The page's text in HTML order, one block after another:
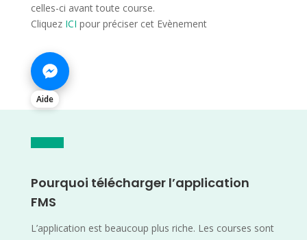
celles-ci avant toute course.
Cliquez ICI pour préciser cet Evènement
Aide
Pourquoi télécharger l’application
FMS
L’application est beaucoup plus riche. Les courses sont